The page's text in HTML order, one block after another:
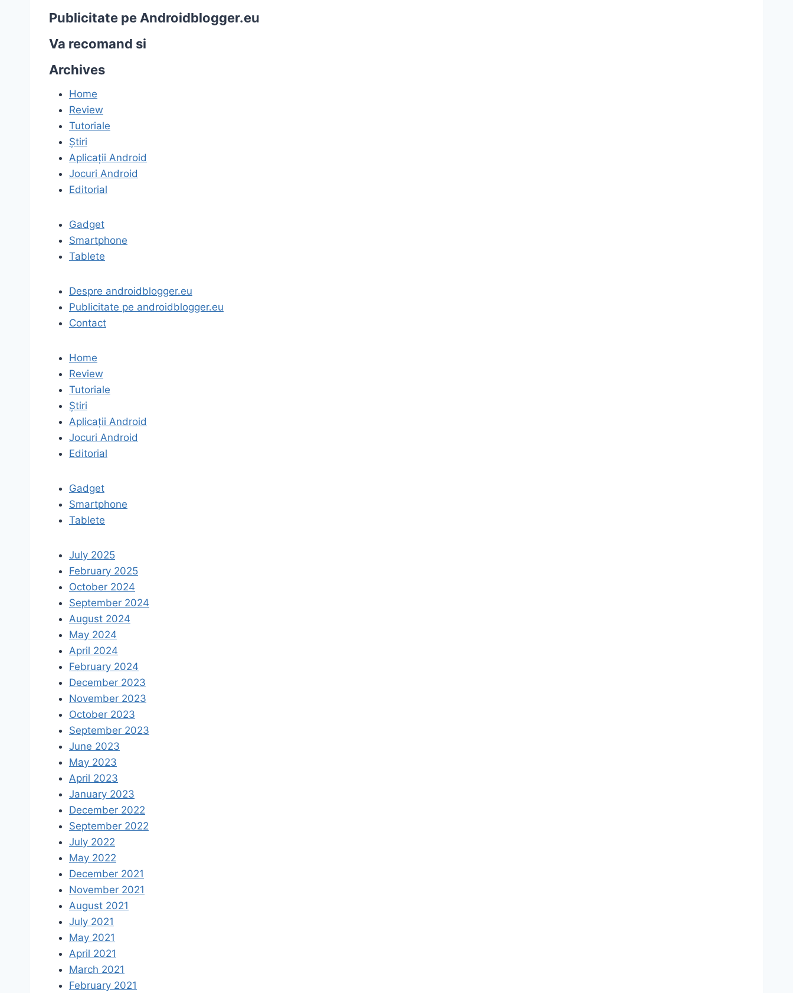
Publicitate pe Androidblogger.eu
Va recomand si
Archives
Home
Review
Tutoriale
Știri
Aplicații Android
Jocuri Android
Editorial
Gadget
Smartphone
Tablete
Despre androidblogger.eu
Publicitate pe androidblogger.eu
Contact
Home
Review
Tutoriale
Știri
Aplicații Android
Jocuri Android
Editorial
Gadget
Smartphone
Tablete
July 2025
February 2025
October 2024
September 2024
August 2024
May 2024
April 2024
February 2024
December 2023
November 2023
October 2023
September 2023
June 2023
May 2023
April 2023
January 2023
December 2022
September 2022
July 2022
May 2022
December 2021
November 2021
August 2021
July 2021
May 2021
April 2021
March 2021
February 2021